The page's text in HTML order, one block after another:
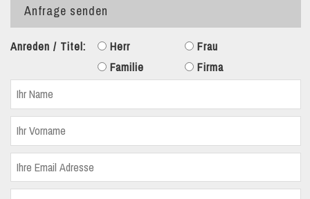
Anfrage senden
Anreden / Titel: Herr
Frau
Familie
Firma